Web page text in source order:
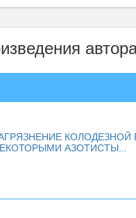
КОЛОДЕЗНОЙ
АЗОТИСТЫ...